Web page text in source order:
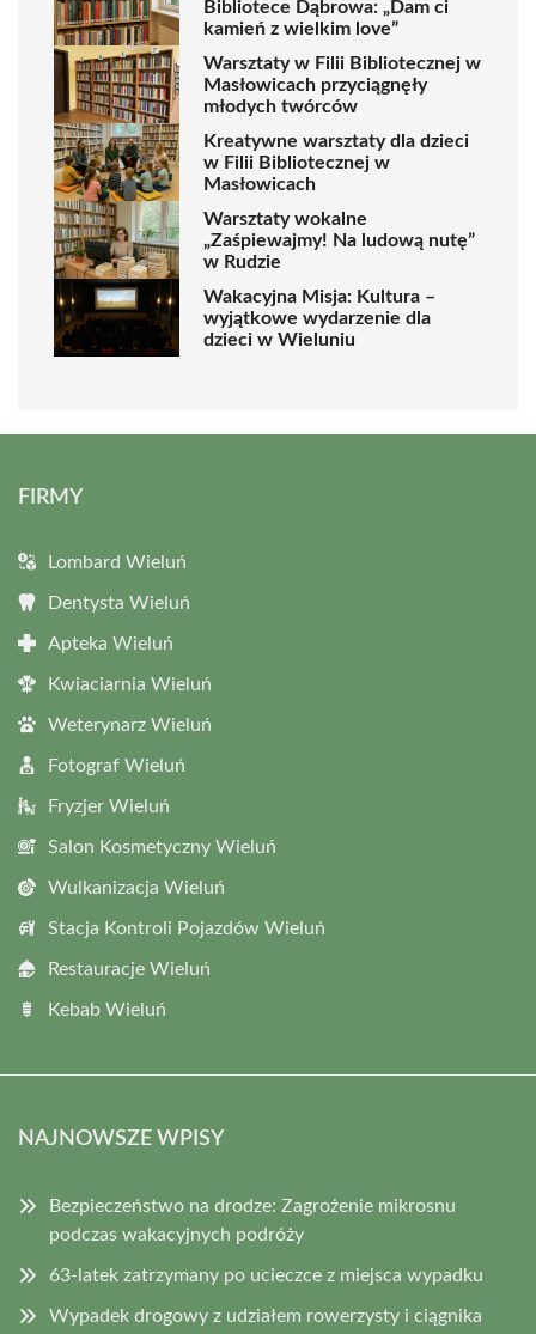
Bibliotece Dąbrowa: „Dam ci
kamień z wielkim love”
Warsztaty w Filii Bibliotecznej w
Masłowicach przyciągnęły
młodych twórców
Kreatywne warsztaty dla dzieci
w Filii Bibliotecznej w
Masłowicach
Warsztaty wokalne
„Zaśpiewajmy! Na ludową nutę”
w Rudzie
Wakacyjna Misja: Kultura –
wyjątkowe wydarzenie dla
dzieci w Wieluniu
FIRMY
Lombard Wieluń
Dentysta Wieluń
Apteka Wieluń
Kwiaciarnia Wieluń
Weterynarz Wieluń
Fotograf Wieluń
Fryzjer Wieluń
Salon Kosmetyczny Wieluń
Wulkanizacja Wieluń
Stacja Kontroli Pojazdów Wieluń
Restauracje Wieluń
Kebab Wieluń
NAJNOWSZE WPISY
Bezpieczeństwo na drodze: Zagrożenie mikrosnu
podczas wakacyjnych podróży
63-latek zatrzymany po ucieczce z miejsca wypadku
Wypadek drogowy z udziałem rowerzysty i ciągnika